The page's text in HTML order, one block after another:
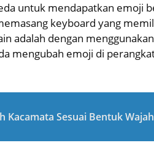
untuk mendapatkan emoji
keyboard yang
adalah dengan
mengubah emoji di
Kacamata Sesuai Bentuk